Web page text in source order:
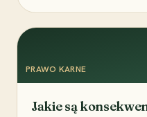
PRAWO KARNE
Jakie są